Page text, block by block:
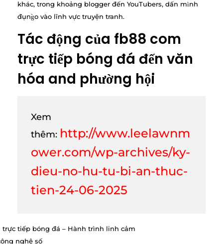
khác, trong khoảng blogger đến YouTubers, dấn mình
đụng̀o vào lĩnh vực truyện tranh.
Tác động của fb88 com
trực tiếp bóng đá đến văn
hóa and phường hội
Xem
thêm: http://www.leelawnm
ower.com/wp-archives/ky-
dieu-no-hu-tu-bi-an-thuc-
tien-24-06-2025